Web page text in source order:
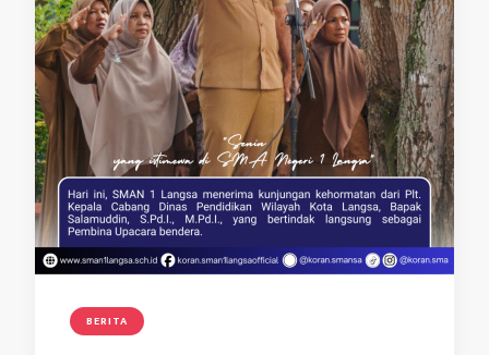
BERITA